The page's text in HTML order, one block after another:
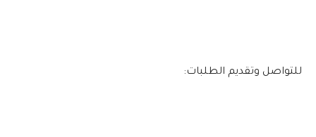
للتواصل وتقديم الطلبات: